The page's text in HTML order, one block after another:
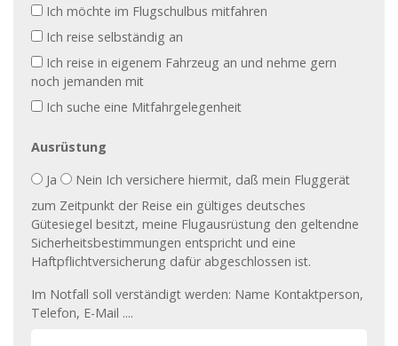
Reiseoptionen
Ich möchte im Flugschulbus mitfahren
Ich reise selbständig an
Ich reise in eigenem Fahrzeug an und nehme gern
noch jemanden mit
Ich suche eine Mitfahrgelegenheit
Ausrüstung
Ausrüstung
Ja Nein Ich versichere hiermit, daß mein Fluggerät
zum Zeitpunkt der Reise ein gültiges deutsches
Gütesiegel besitzt, meine Flugausrüstung den geltendne
Sicherheitsbestimmungen entspricht und eine
Haftpflichtversicherung dafür abgeschlossen ist.
Im Notfall soll verständigt werden: Name Kontaktperson,
Telefon, E-Mail ....